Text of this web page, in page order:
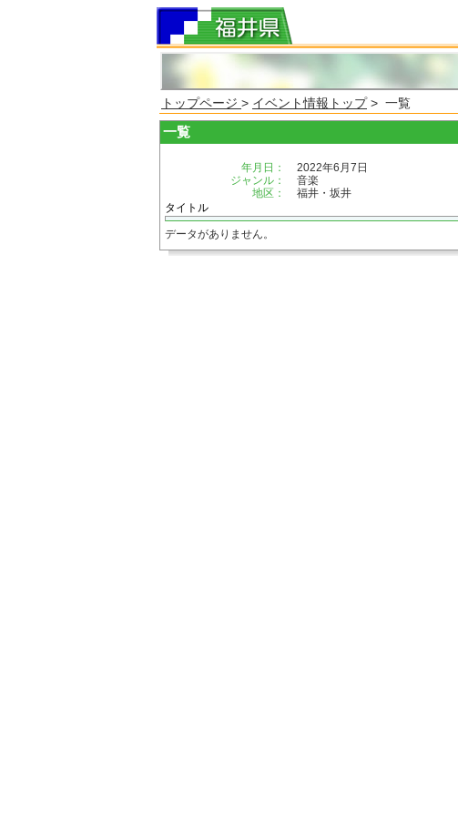
トップページ > イベント情報トップ> 一覧
一覧
年月日：
2022年6月7日
ジャンル：
音楽
地区：
福井・坂井
タイトル
データがありません。